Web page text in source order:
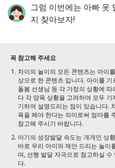
그럼 이번에는 아빠 옷
지 찾아보자!
꼭 참고해 주세요
차이의 놀이의 모든 콘텐츠는 아이
상으로 한 콘텐츠 입니다. 아이를
돌봄 선생님 등 각 가정의 상황에
다 각 양육 상황을 고려하여 모두
기하여 설명드리는 점이 있습니다.
육을 해야 한다는 의미로써 엄마를
참고해 주시기 바랍니다.
아기의 성장발달 속도는 개개인 상
바로 우리 아이와 제안 드리는 놀이
며, 선행 발달 자극으로 참고하실
다.